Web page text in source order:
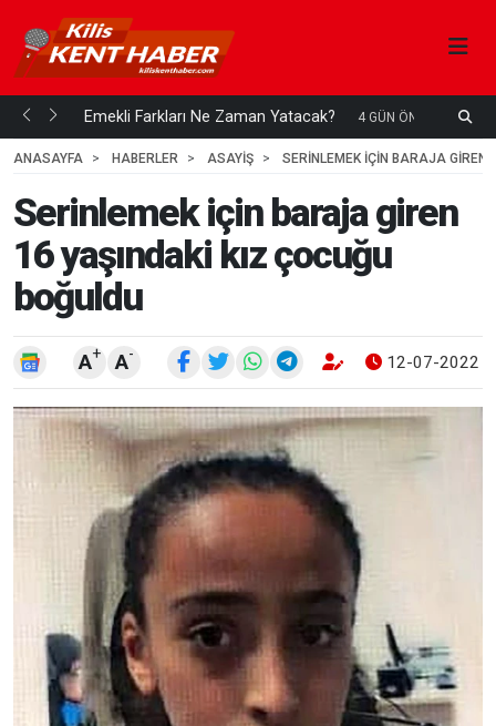
mi... Emekli Farkları Ne Zaman Yatacak? 4 GÜN ÖNCE
ANASAYFA
HABERLER ASAYİŞ SERINLEMEK IÇIN BARAJA GIREN
Serinlemek için baraja giren
16 yaşındaki kız çocuğu
boğuldu
A+ A- 12-07-2022